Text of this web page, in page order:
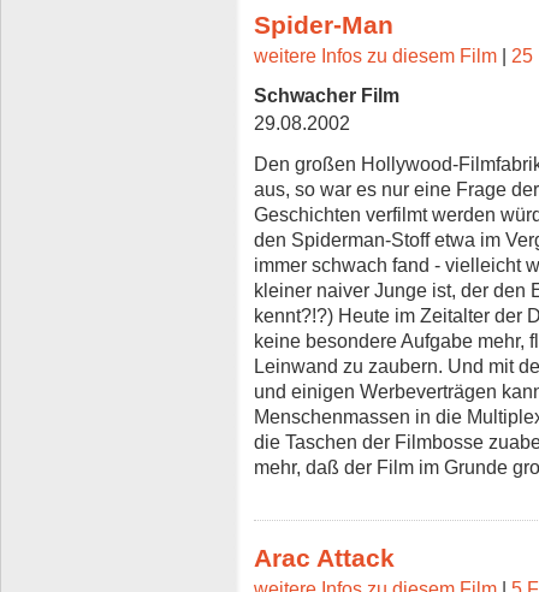
Spider-Man
weitere Infos zu diesem Film | 25
Schwacher Film
29.08.2002
Den großen Hollywood-
aus, so war es nur eine Frage
Geschichten verfilmt werden
den Spiderman-Stoff etwa im
immer schwach fand - vielleicht
kleiner naiver Junge ist, der den
kennt?!?) Heute im Zeitalter der
keine besondere Aufgabe mehr,
Leinwand zu zaubern. Und mit
und einigen Werbeverträgen
Menschenmassen in die
die Taschen der Filmbosse
mehr, daß der Film im Grunde
Arac Attack